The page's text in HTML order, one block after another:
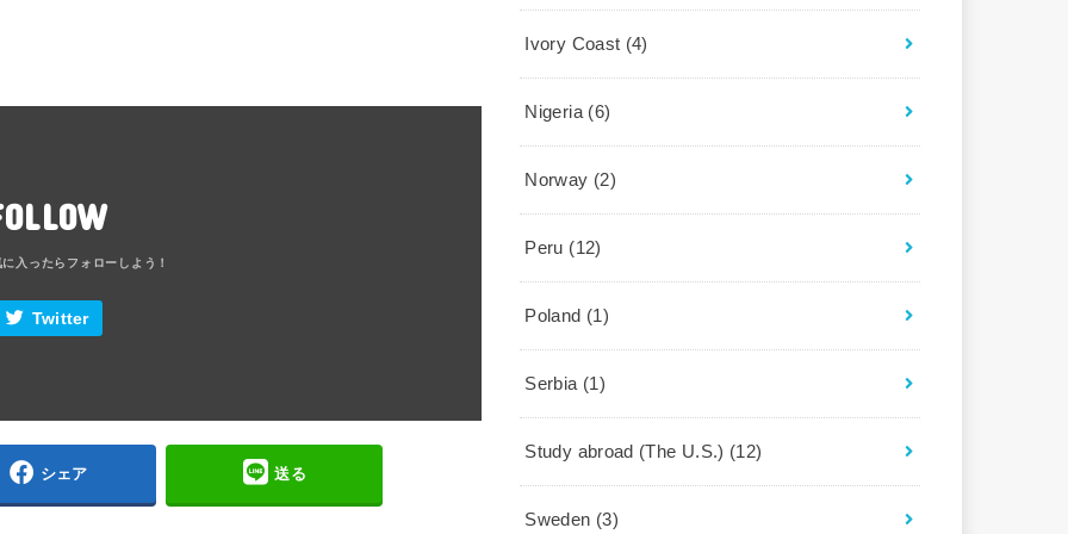
Twitter
シェア 送る
Ivory Coast (4)
Nigeria (6)
Norway (2)
Peru (12)
Poland (1)
Serbia (1)
Study abroad (The U.S.) (12)
Sweden (3)